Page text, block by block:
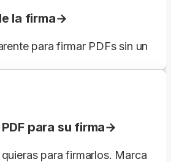
la firma
para firmar PDFs sin un
para su firma
para firmarlos. Marca